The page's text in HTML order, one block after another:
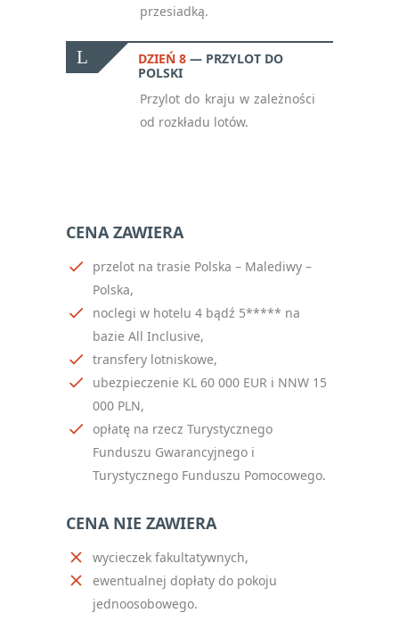
przesiadką.
DZIEŃ 8
PRZYLOT DO
POLSKI
Przylot do kraju w zależności
od rozkładu lotów.
CENA ZAWIERA
przelot na trasie Polska – Malediwy –
Polska,
noclegi w hotelu 4 bądź 5***** na
bazie All Inclusive,
transfery lotniskowe,
ubezpieczenie KL 60 000 EUR i NNW 15
000 PLN,
opłatę na rzecz Turystycznego
Funduszu Gwarancyjnego i
Turystycznego Funduszu Pomocowego.
CENA NIE ZAWIERA
wycieczek fakultatywnych,
ewentualnej dopłaty do pokoju
jednoosobowego.